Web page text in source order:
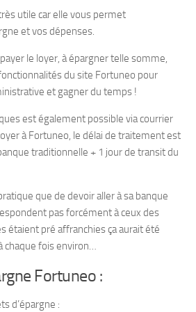
utile car elle vous permet
et vos dépenses.
le loyer, à épargner telle somme,
du site Fortuneo pour
et gagner du temps !
est également possible via courrier
à Fortuneo, le délai de traitement est
traditionnelle + 1 jour de transit du
que de devoir aller à sa banque
pas forcément à ceux des
étaient pré affranchies ça aurait été
chaque fois environ…
Fortuneo :
d’épargne :